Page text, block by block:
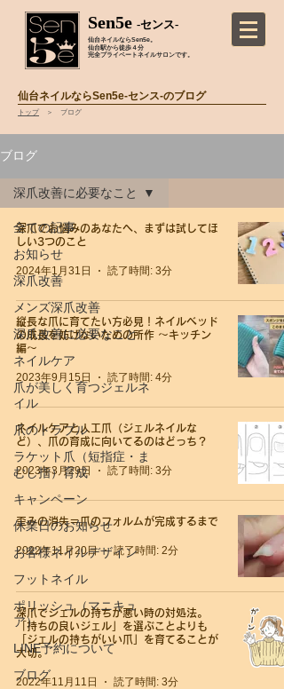
仙台ネイルならSen5e。
仙台駅から徒歩４分
完全プライベートネイルサロンです。
Sen5e -センス-
仙台ネイルならSen5e-センス-のブログ
トップ ＞ ブログ
ブログ
全ての記事
お知らせ
深爪改善
メンズ深爪改善
深爪改善に必要なこと
ネイルケア
爪が美しく育つジェルネ
イル
爪のトラブル
ラケット爪（短指症・ま
むし指）育成
キャンペーン
休業日のお知らせ
お客様ネイルデザイン
フットネイル
ポリッシュ（マニキュ
ア）
LINE予約について
ブログ
深爪改善に必要なこと
深爪でお悩みのあなたへ、まずは試してほ
しい3つのこと
2024年1月31日 読了時間: 3分
縦長な爪に育てたい方必見！ネイルベッド
の成長を妨げないための所作 〜キッチン
編〜
2023年9月15日 読了時間: 4分
ネイルケアと人工爪（ジェルネイルな
ど）、爪の育成に向いてるのはどっち？
2023年3月29日 読了時間: 3分
歪みの消失＝爪のフォルムが完成するまで
2022年11月20日 読了時間: 2分
深爪でジェルの持ちが悪い時の対処法。
「持ちの良いジェル」を選ぶことよりも
「ジェルの持ちがいい爪」を育てることが
大切。
2022年11月11日 読了時間: 3分